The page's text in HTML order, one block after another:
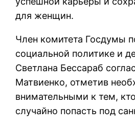
для женщин.
Член комитета Госдумы
социальной политике и
Светлана Бессараб
Матвиенко, отметив
внимательными к тем,
случайно попасть под